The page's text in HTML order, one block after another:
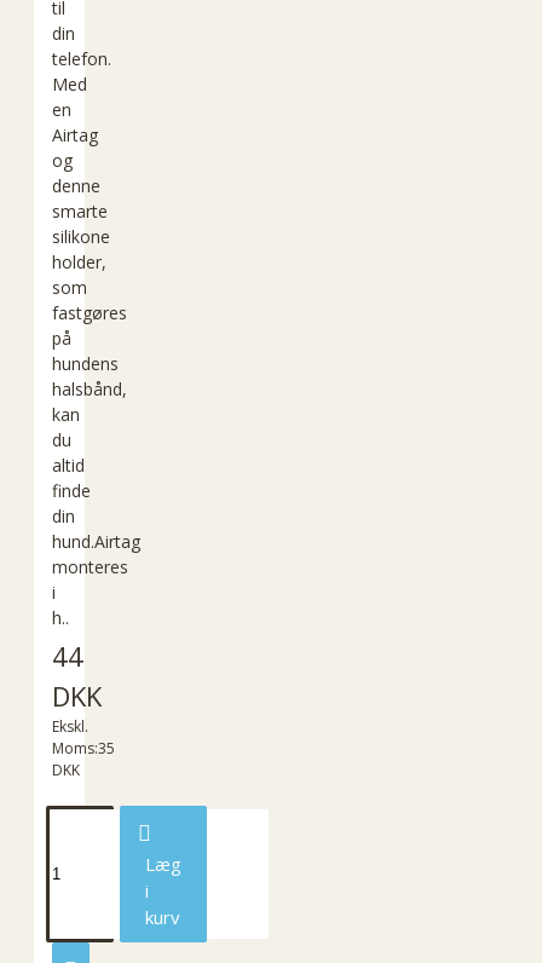
til
din
telefon.
Med
en
Airtag
og
denne
smarte
silikone
holder,
som
fastgøres
på
hundens
halsbånd,
kan
du
altid
finde
din
hund.Airtag
monteres
i
h..
44
DKK
Ekskl.
Moms:35
DKK
Læg
i
kurv